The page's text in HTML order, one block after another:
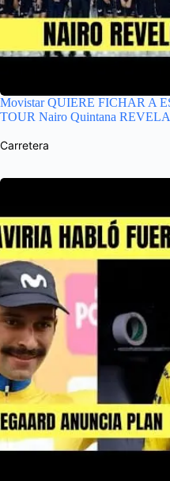
Movistar QUIERE FICHAR A
TOUR Nairo Quintana
Carretera